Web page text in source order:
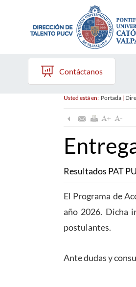
Contáctanos
Usted está en: Portada|
Resultados PAT
El Programa de
año 2026. Dicha
postulantes.
Ante dudas y